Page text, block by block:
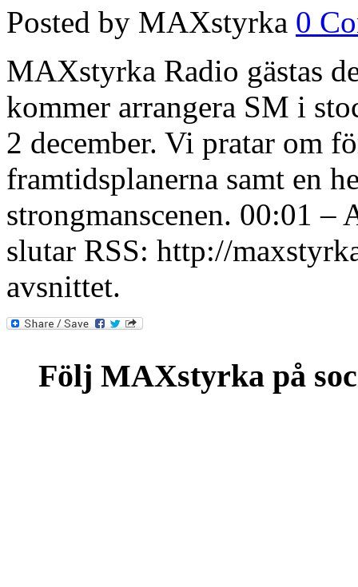
Posted by MAXstyrka 0
MAXstyrka Radio gästas
kommer arrangera SM i
2 december. Vi pratar om
framtidsplanerna samt en
strongmanscenen. 00:01
slutar RSS: http://
avsnittet.
Följ MAXstyrka på